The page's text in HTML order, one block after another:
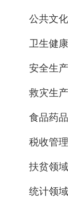
公共文
卫生健康
安全生产
救灾生产
食品药
税收管理
扶贫领域
统计领域